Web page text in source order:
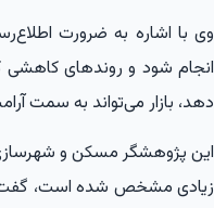
وی با اشاره به ضرورت
انجام شود و روندهای
دهد، بازار می‌تواند به سمت
این پژوهشگر مسکن و شهرسازی
زیادی مشخص شده است، گفت: